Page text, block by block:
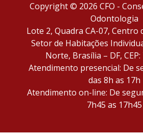
Copyright © 2026 CFO -
Odontologia
Lote 2, Quadra CA-07, Centro
Setor de Habitações
Norte, Brasília – DF,
Atendimento presencial: De
das 8h as 17h
Atendimento on-line: De
7h45 as 17h45